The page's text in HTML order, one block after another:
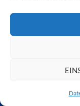
PREMIUMPARTNER
HOTELTREFF
O-TÖNE RUND UMS